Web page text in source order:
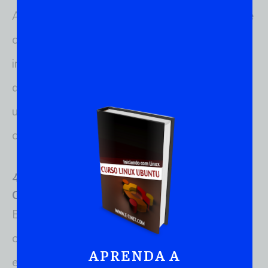
A comunidade do Linux é uma das mais fortes e
colaborativas no mundo da tecnologia. Existem
inúmeros fóruns, listas de discussão e recursos
de aprendizado disponíveis para ajudar os
usuários a resolver problemas e expandir seus
conhecimentos.
4. Distribuições Populares doSistema
Operacional
Linux
Existem muitas distribuições Linux, cada uma
com seu foco e características únicas. Aqui
estão algumas das mais populares:
APRENDA A